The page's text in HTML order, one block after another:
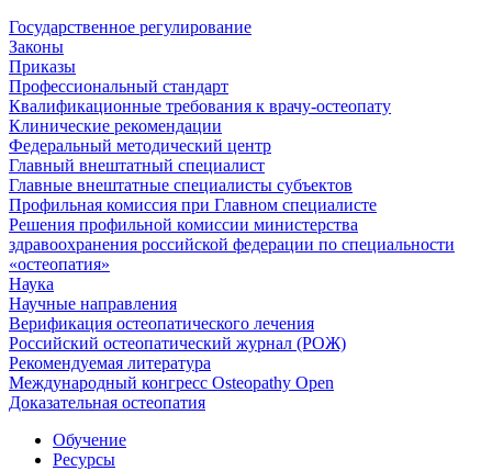
Государственное регулирование
Законы
Приказы
Профессиональный стандарт
Квалификационные требования к врачу-остеопату
Клинические рекомендации
Федеральный методический центр
Главный внештатный специалист
Главные внештатные специалисты субъектов
Профильная комиссия при Главном специалисте
Решения профильной комиссии министерства
здравоохранения российской федерации по специальности
«остеопатия»
Наука
Научные направления
Верификация остеопатического лечения
Российский остеопатический журнал (РОЖ)
Рекомендуемая литература
Международный конгресс Osteopathy Open
Доказательная остеопатия
Обучение
Ресурсы